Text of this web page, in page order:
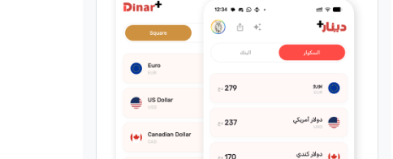
افتتحت شبيبة القبائل مركز
التجمع والتكوين "محند شريف
حناشي" بحضور شخصيات
أبرز رموز النادي وخدمة…